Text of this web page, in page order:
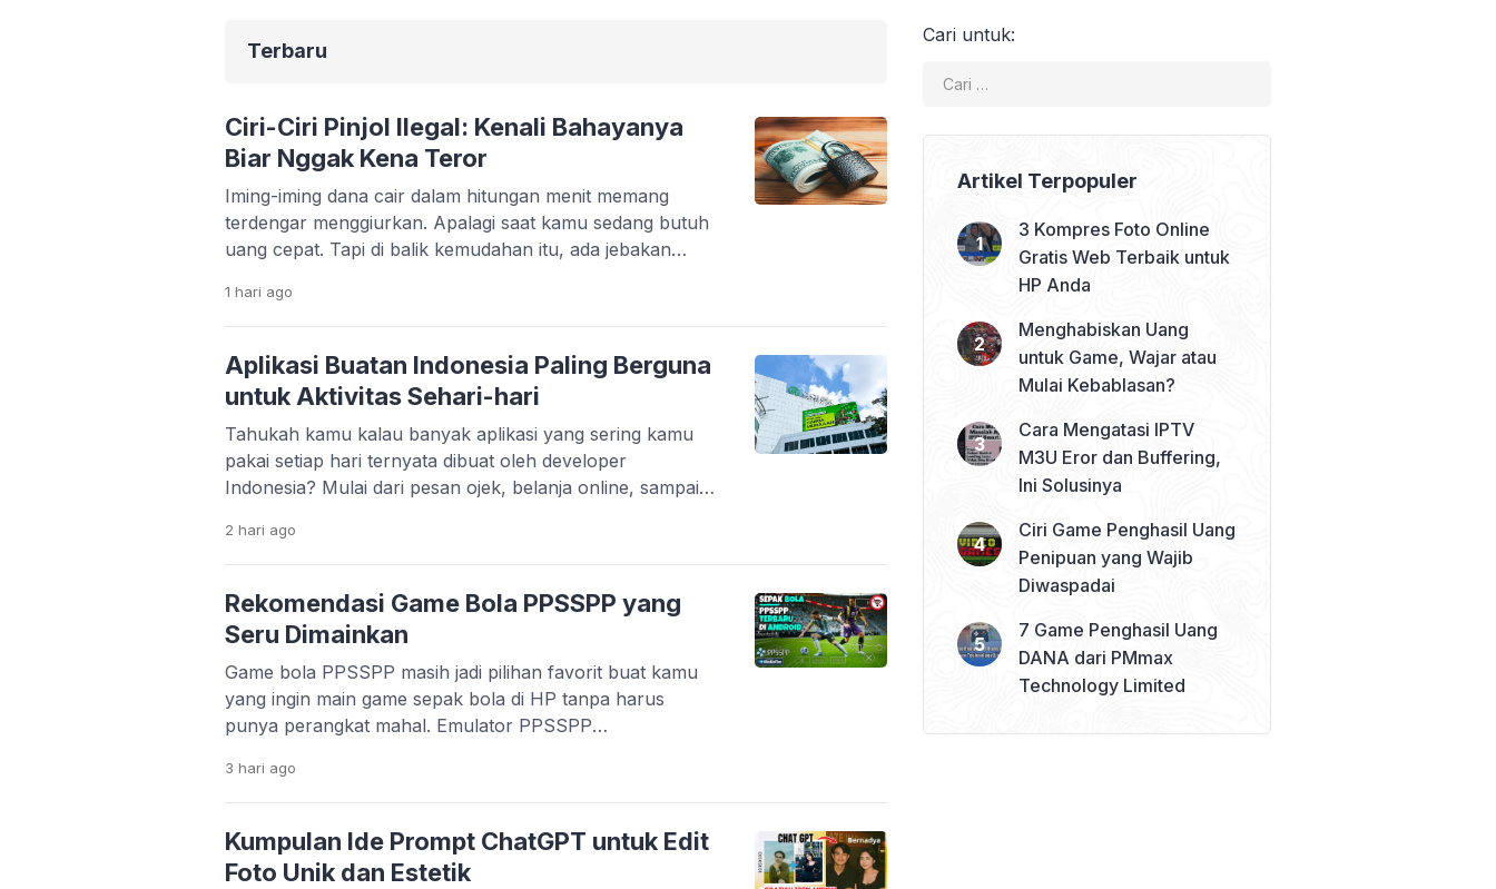
Terbaru
Ciri-Ciri Pinjol Ilegal: Kenali Bahayanya
Biar Nggak Kena Teror
Iming-iming dana cair dalam hitungan menit memang
terdengar menggiurkan. Apalagi saat kamu sedang butuh
uang cepat. Tapi di balik kemudahan itu, ada jebakan
kehidupan pribadimu. Fenomena pinjaman online ilegal
makin marak. Banyak aplikasi bodong yang
memanfaatkan situasi darurat seseorang. Tanpa sadar,
korban bisa terjebak bunga tinggi, biaya tersembunyi, […]
1 hari ago
Aplikasi Buatan Indonesia Paling Berguna
untuk Aktivitas Sehari-hari
Tahukah kamu kalau banyak aplikasi yang sering kamu
pakai setiap hari ternyata dibuat oleh developer
Indonesia? Mulai dari pesan ojek, belanja online, sampai
bangsa. Perkembangan teknologi digital di Indonesia
memang sangat pesat. Banyak startup lokal yang berhasil
menciptakan solusi praktis untuk kebutuhan harian. Tidak
hanya mempermudah hidup, aplikasi […]
2 hari ago
Rekomendasi Game Bola PPSSPP yang
Seru Dimainkan
Game bola PPSSPP masih jadi pilihan favorit buat kamu
yang ingin main game sepak bola di HP tanpa harus
punya perangkat mahal. Emulator PPSSPP
lancar, bahkan di HP dengan spesifikasi menengah ke
bawah. Menariknya, beberapa game masih mendapatkan
update dari komunitas. Mulai dari transfer pemain terbaru
sampai patch liga […]
3 hari ago
Kumpulan Ide Prompt ChatGPT untuk Edit
Foto Unik dan Estetik
Cari untuk:
Artikel Terpopuler
3 Kompres Foto Online
Gratis Web Terbaik untuk
HP Anda
Menghabiskan Uang
untuk Game, Wajar atau
Mulai Kebablasan?
Cara Mengatasi IPTV
M3U Eror dan Buffering,
Ini Solusinya
Ciri Game Penghasil Uang
Penipuan yang Wajib
Diwaspadai
7 Game Penghasil Uang
DANA dari PMmax
Technology Limited